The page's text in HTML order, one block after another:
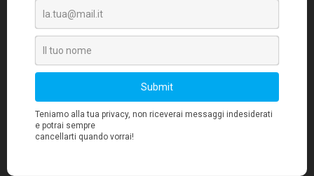
provenienti da contesti difficili. Sono certo che
tutti i partecipanti siano orgogliosi di aver
preso parte alla realizzazione di un simile
Orticanoodles è lo pseudonimo di due